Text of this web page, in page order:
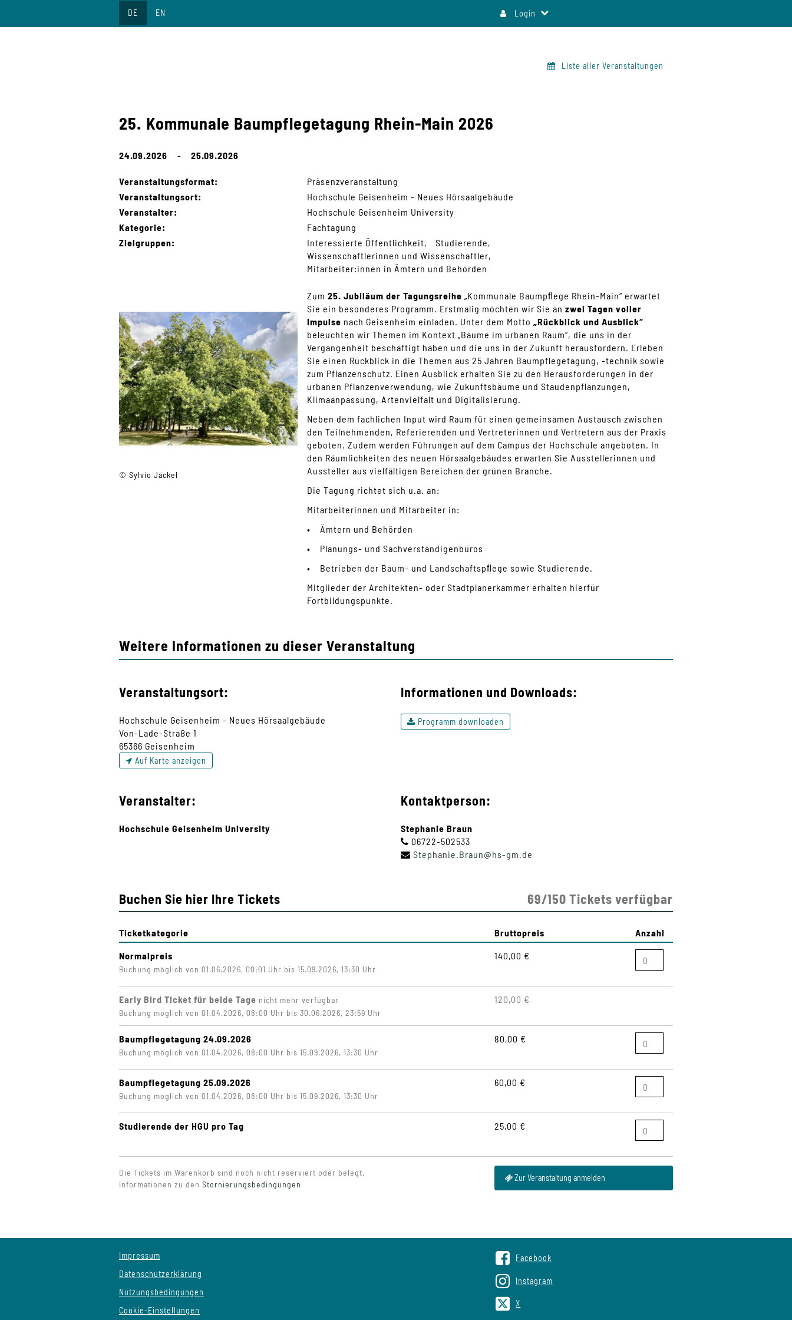
Login
DE EN
Liste aller Veranstaltungen
25. Kommunale Baumpflegetagung Rhein-Main 2026
24.09.2026 - 25.09.2026
Veranstaltungsformat:
Präsenzveranstaltung
Veranstaltungsort:
Hochschule Geisenheim - Neues Hörsaalgebäude
Veranstalter:
Hochschule Geisenheim University
Kategorie:
Fachtagung
Zielgruppen:
Interessierte Öffentlichkeit
Studierende
Wissenschaftlerinnen und Wissenschaftler
Mitarbeiter:innen in Ämtern und Behörden
© Sylvio Jäckel
Zum 25. Jubiläum der Tagungsreihe „Kommunale Baumpﬂege Rhein-Main“ erwartet
Sie ein besonderes Programm. Erstmalig möchten wir Sie an zwei Tagen voller
Impulse nach Geisenheim einladen. Unter dem Motto „Rückblick und Ausblick“
beleuchten wir Themen im Kontext „Bäume im urbanen Raum“, die uns in der
Vergangenheit beschäftigt haben und die uns in der Zukunft herausfordern. Erleben
Sie einen Rückblick in die Themen aus 25 Jahren Baumpflegetagung, -technik sowie
zum Pflanzenschutz. Einen Ausblick erhalten Sie zu den Herausforderungen in der
urbanen Pflanzenverwendung, wie Zukunftsbäume und Staudenpflanzungen,
Klimaanpassung, Artenvielfalt und Digitalisierung.
Neben dem fachlichen Input wird Raum für einen gemeinsamen Austausch zwischen
den Teilnehmenden, Referierenden und Vertreterinnen und Vertretern aus der Praxis
geboten. Zudem werden Führungen auf dem Campus der Hochschule angeboten. In
den Räumlichkeiten des neuen Hörsaalgebäudes erwarten Sie Ausstellerinnen und
Aussteller aus vielfältigen Bereichen der grünen Branche.
Die Tagung richtet sich u.a. an:
Mitarbeiterinnen und Mitarbeiter in:
• Ämtern und Behörden
• Planungs- und Sachverständigenbüros
• Betrieben der Baum- und Landschaftspﬂege sowie Studierende.
Mitglieder der Architekten- oder Stadtplanerkammer erhalten hierfür
Fortbildungspunkte.
Weitere Informationen zu dieser Veranstaltung
Veranstaltungsort:
Hochschule Geisenheim - Neues Hörsaalgebäude
Von-Lade-Straße 1
65366 Geisenheim
Auf Karte anzeigen
Informationen und Downloads:
Programm downloaden
Veranstalter:
Hochschule Geisenheim University
Kontaktperson:
Stephanie Braun
06722-502533
Stephanie.Braun@hs-gm.de
Buchen Sie hier Ihre Tickets 69/150 Tickets verfügbar
Ticketkategorie Bruttopreis Anzahl
Normalpreis
Buchung möglich von 01.06.2026, 00:01 Uhr bis 15.09.2026, 13:30 Uhr
140,00 €
Early Bird Ticket für beide Tage nicht mehr verfügbar
Buchung möglich von 01.04.2026, 08:00 Uhr bis 30.06.2026, 23:59 Uhr
120,00 €
Baumpflegetagung 24.09.2026
Buchung möglich von 01.04.2026, 08:00 Uhr bis 15.09.2026, 13:30 Uhr
80,00 €
Baumpflegetagung 25.09.2026
Buchung möglich von 01.04.2026, 08:00 Uhr bis 15.09.2026, 13:30 Uhr
60,00 €
Studierende der HGU pro Tag 25,00 €
Zur Veranstaltung anmelden
Die Tickets im Warenkorb sind noch nicht reserviert oder belegt.
Informationen zu den Stornierungsbedingungen
Impressum
Datenschutzerklärung
Nutzungsbedingungen
Cookie-Einstellungen
Facebook
Instagram
X